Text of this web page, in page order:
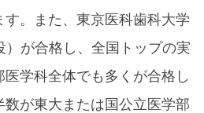
。また、東京医科歯科大学
）が合格し、全国トップの実
学科全体でも多くが合格し
が東大または国公立医学部